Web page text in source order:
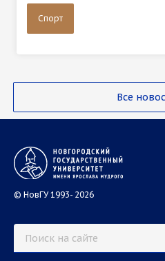
Все
Спорт
© НовГУ 1993- 2026